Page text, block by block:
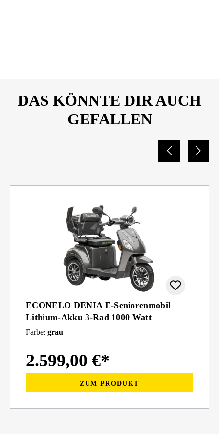
DAS KÖNNTE DIR AUCH
GEFALLEN
ECONELO DENIA E-Seniorenmobil
Lithium-Akku 3-Rad 1000 Watt
Farbe: grau
2.599,00 €*
ZUM PRODUKT